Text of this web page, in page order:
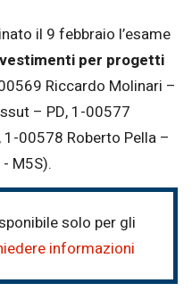
il 9 febbraio l’esame
per progetti
Riccardo Molinari –
– PD, 1-00577
00578 Roberto Pella –
M5S).
solo per gli
informazioni